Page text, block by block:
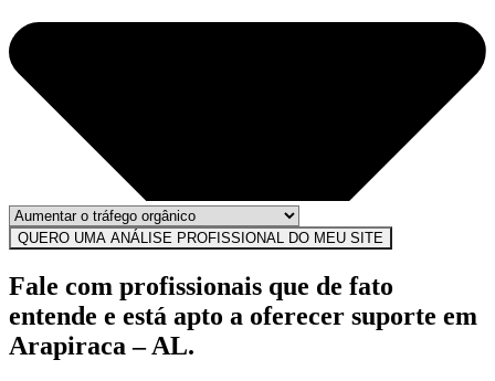
QUERO UMA ANÁLISE PROFISSIONAL DO MEU SITE
Fale com profissionais que de fato
entende e está apto a oferecer suporte em
Arapiraca – AL.